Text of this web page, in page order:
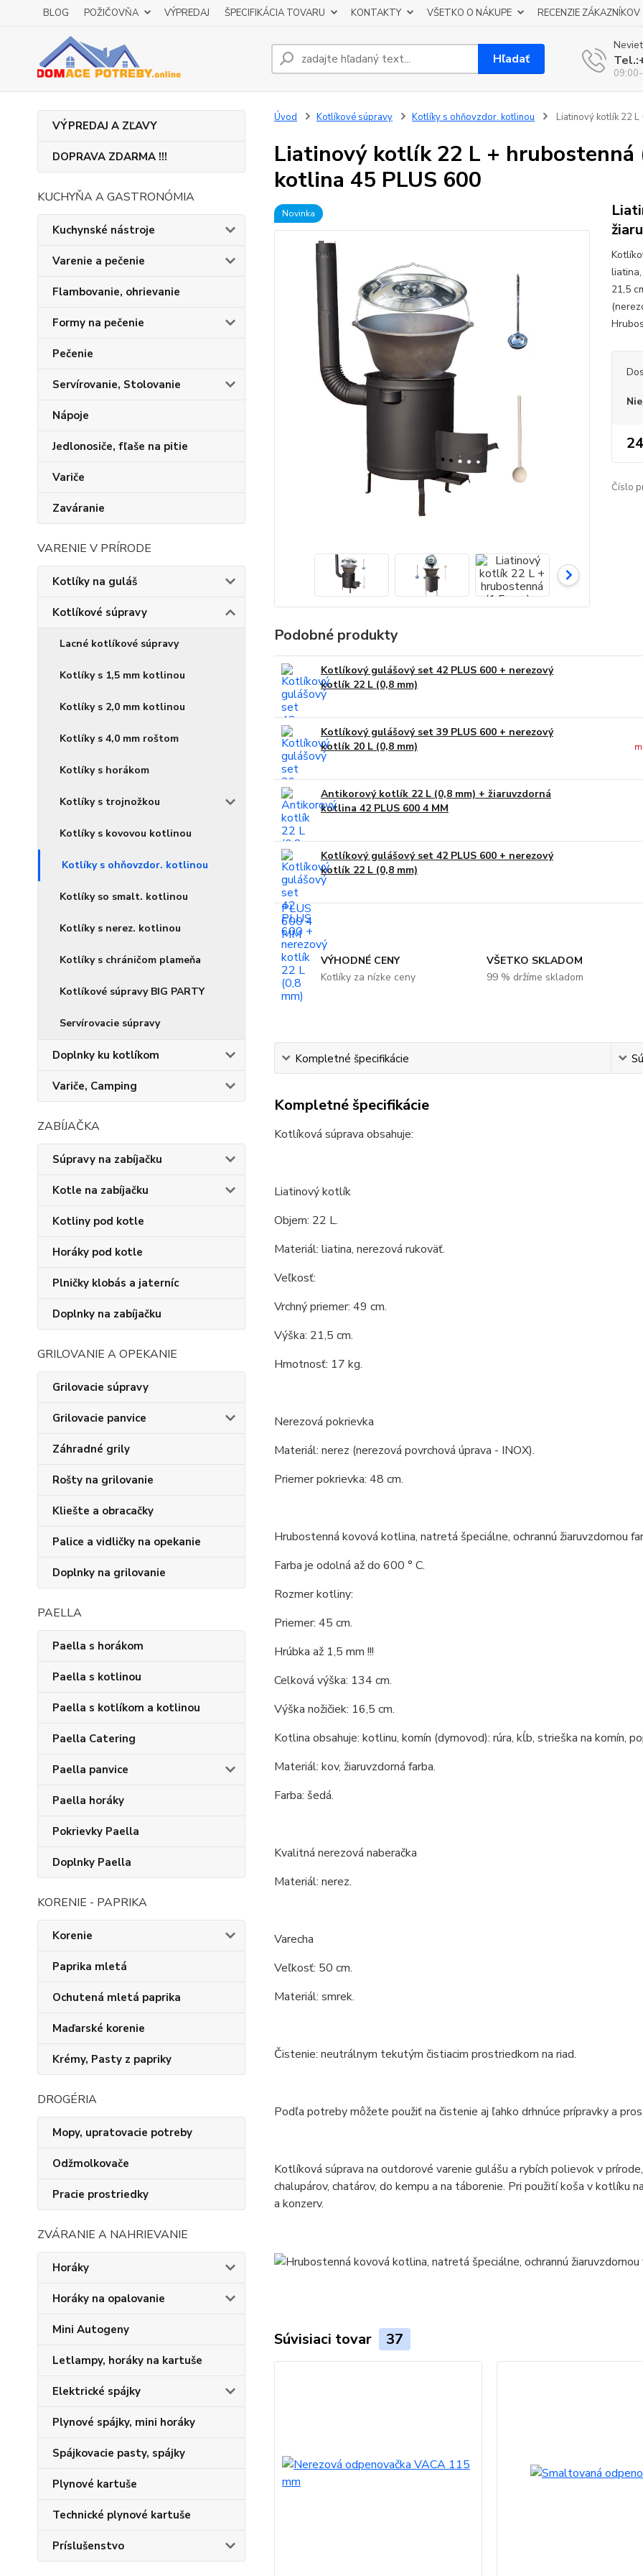
BLOG POŽIČOVŇA VÝPREDAJ ŠPECIFIKÁCIA TOVARU KONTAKTY VŠETKO O NÁKUPE RECENZIE ZÁKAZNÍKOV
Hľadať
VÝPREDAJ A ZĽAVY
DOPRAVA ZDARMA !!!
KUCHYŇA A GASTRONÓMIA
Kuchynské nástroje
Varenie a pečenie
Flambovanie, ohrievanie
Formy na pečenie
Pečenie
Servírovanie, Stolovanie
Nápoje
Jedlonosiče, fľaše na pitie
Variče
Zaváranie
VARENIE V PRÍRODE
Kotlíky na guláš
Kotlíkové súpravy
Lacné kotlíkové súpravy
Kotlíky s 1,5 mm kotlinou
Kotlíky s 2,0 mm kotlinou
Kotlíky s 4,0 mm roštom
Kotlíky s horákom
Kotlíky s trojnožkou
Kotlíky s kovovou kotlinou
Kotlíky s ohňovzdor. kotlinou
Kotlíky so smalt. kotlinou
Kotlíky s nerez. kotlinou
Kotlíky s chráničom plameňa
Kotlíkové súpravy BIG PARTY
Servírovacie súpravy
Doplnky ku kotlíkom
Variče, Camping
ZABÍJAČKA
Súpravy na zabíjačku
Kotle na zabíjačku
Kotliny pod kotle
Horáky pod kotle
Plničky klobás a jaterníc
Doplnky na zabíjačku
GRILOVANIE A OPEKANIE
Grilovacie súpravy
Grilovacie panvice
Záhradné grily
Rošty na grilovanie
Kliešte a obracačky
Palice a vidličky na opekanie
Doplnky na grilovanie
PAELLA
Paella s horákom
Paella s kotlinou
Paella s kotlíkom a kotlinou
Paella Catering
Paella panvice
Paella horáky
Pokrievky Paella
Doplnky Paella
KORENIE - PAPRIKA
Korenie
Paprika mletá
Ochutená mletá paprika
Maďarské korenie
Krémy, Pasty z papriky
DROGÉRIA
Mopy, upratovacie potreby
Odžmolkovače
Pracie prostriedky
ZVÁRANIE A NAHRIEVANIE
Horáky
Horáky na opalovanie
Mini Autogeny
Letlampy, horáky na kartuše
Elektrické spájky
Plynové spájky, mini horáky
Spájkovacie pasty, spájky
Plynové kartuše
Technické plynové kartuše
Príslušenstvo
Úvod Kotlíkové súpravy Kotlíky s ohňovzdor. kotlinou Liatinový kotlík 22 L
Liatinový kotlík 22 L + hrubostenná
kotlina 45 PLUS 600
Novinka
21,5
Číslo
Podobné produkty
Kotlíkový gulášový set 42 PLUS 600 + nerezový
kotlík 22 L (0,8 mm)
Kotlíkový gulášový set 39 PLUS 600 + nerezový
kotlík 20 L (0,8 mm)
Antikorový kotlík 22 L (0,8 mm) + žiaruvzdorná
kotlina 42 PLUS 600 4 MM
Kotlíkový gulášový set 42 PLUS 600 + nerezový
kotlík 22 L (0,8 mm)
VÝHODNÉ CENY
Kotlíky za nízke ceny
VŠETKO SKLADOM
99 % držíme skladom
Kompletné špecifikácie
Kompletné špecifikácie
Kotlíková súprava obsahuje:
Liatinový kotlík
Objem: 22 L.
Materiál: liatina, nerezová rukoväť.
Veľkosť:
Vrchný priemer: 49 cm.
Výška: 21,5 cm.
Hmotnosť: 17 kg.
Nerezová pokrievka
Materiál: nerez (nerezová povrchová úprava - INOX).
Priemer pokrievka: 48 cm.
Hrubostenná kovová kotlina, natretá špeciálne, ochrannú žiaruvzdornou
Farba je odolná až do 600 ° C.
Rozmer kotliny:
Priemer: 45 cm.
Hrúbka až 1,5 mm !!!
Celková výška: 134 cm.
Výška nožičiek: 16,5 cm.
Kotlina obsahuje: kotlinu, komín (dymovod): rúra, kĺb, strieška na komín,
Materiál: kov, žiaruvzdorná farba.
Farba: šedá.
Kvalitná nerezová naberačka
Materiál: nerez.
Varecha
Veľkosť: 50 cm.
Materiál: smrek.
Čistenie: neutrálnym tekutým čistiacim prostriedkom na riad.
Podľa potreby môžete použiť na čistenie aj ľahko drhnúce prípravky a
Kotlíková súprava na outdorové varenie gulášu a rybích polievok v
chalupárov, chatárov, do kempu a na táborenie. Pri použití koša v kotlíku
a konzerv.
Súvisiaci tovar 37